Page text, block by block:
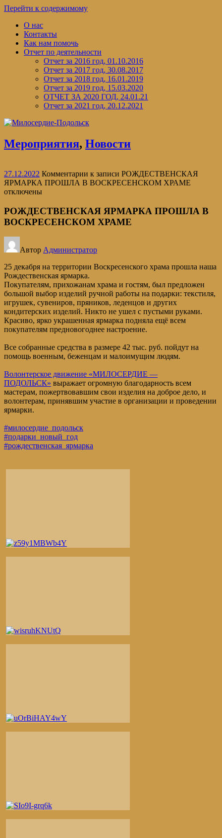
Перейти к содержимому
О нас
Контакты
Как нам помочь
Отчет по деятельности
Отчет за 2016 год, 01.10.2016
Отчет за 2017 год, 30.08.2017
Отчет за 2018 год, 16.01.2019
Отчет за 2019 год, 15.03.2020
ОТЧЕТ ЗА 2020 ГОД, 24.01.21
Отчет за 2021 год, 20.12.2021
Мероприятия, Новости
27.12.2022 Комментарии к записи РОЖДЕСТВЕНСКАЯ
ЯРМАРКА ПРОШЛА В ВОСКРЕСЕНСКОМ ХРАМЕ
отключены
РОЖДЕСТВЕНСКАЯ ЯРМАРКА ПРОШЛА В
ВОСКРЕСЕНСКОМ ХРАМЕ
Автор Администратор
25 декабря на территории Воскресенского храма прошла наша
Рождественская ярмарка.
Покупателям, прихожанам храма и гостям, был предложен
большой выбор изделий ручной работы на подарки: текстиля,
игрушек, сувениров, пряников, леденцов и других
кондитерских изделий. Никто не ушел с пустыми руками.
Красиво, ярко украшенная ярмарка подняла ещё всем
покупателям предновогоднее настроение.
Все собранные средства в размере 42 тыс. руб. пойдут на
помощь военным, беженцам и малоимущим людям.
Волонтерское движение «МИЛОСЕРДИЕ —
ПОДОЛЬСК» выражает огромную благодарность всем
мастерам, пожертвовавшим свои изделия на доброе дело, и
волонтерам, принявшим участие в организации и проведении
ярмарки.
#милосердие_подольск
#подарки_новый_год
#рождественская_ярмарка